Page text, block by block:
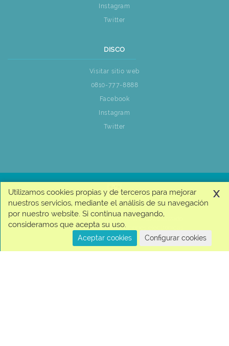
Instagram
Twitter
DISCO
Visitar sitio web
0810-777-8888
Facebook
Instagram
Twitter
© 2026 Jumbo + | Este programa está autorizado
por Visa para realizar transacciones electrónicas.
| Copyright © Cencosud
x
Utilizamos cookies propias y de terceros para mejorar
nuestros servicios, mediante el análisis de su navegación
por nuestro website. Si continua navegando,
consideramos que acepta su uso.
Configurar cookies
Aceptar cookies